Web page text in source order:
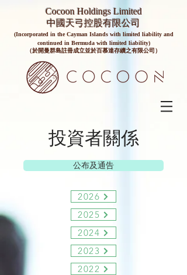
Cocoon Holdings Limited
​​中國天弓控股有限公司
(Incorporated in the Cayman Islands with limited liability and
continued in Bermuda with limited liability)
（於開曼群島註冊成立並於百慕達存續之有限公司）
投資者關係
公布及通告
2026
2025
2024
2023
2022